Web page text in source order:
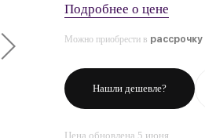
Подробнее о цене
Можно приобрести в рассрочку
Нашли дешевле?
Цена обновлена 5 июня